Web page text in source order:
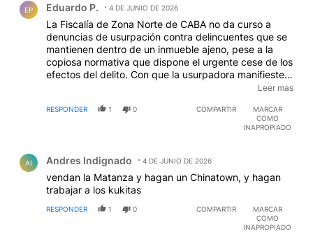
EP Eduardo P. 4 DE JUNIO DE 2026
La Fiscalía de Zona Norte de CABA no da curso a
denuncias de usurpación contra delincuentes que se
mantienen dentro de un inmueble ajeno, pese a la
copiosa normativa que dispone el urgente cese de los
efectos del delito. Con que la usurpadora manifieste
Código Penal, tipifica la conducta punible como
"despojar" a otro de sus derechos de propiedad por
puede darse por tres modalidades: invadiendo el
inmueble, manteniéndose en él o expulsando a sus
ocupantes. Con un medio y un modo queda
mera manifestación del usurpador de "creerse" con
algún derecho a ocuparla (aunque dos sentencias lo
Leer mas
RESPONDER 1 0 COMPARTIR
MARCAR
COMO
INAPROPIADO
AI Andres Indignado 4 DE JUNIO DE 2026
vendan la Matanza y hagan un Chinatown, y hagan
trabajar a los kukitas
RESPONDER 1 0 COMPARTIR
MARCAR
COMO
INAPROPIADO